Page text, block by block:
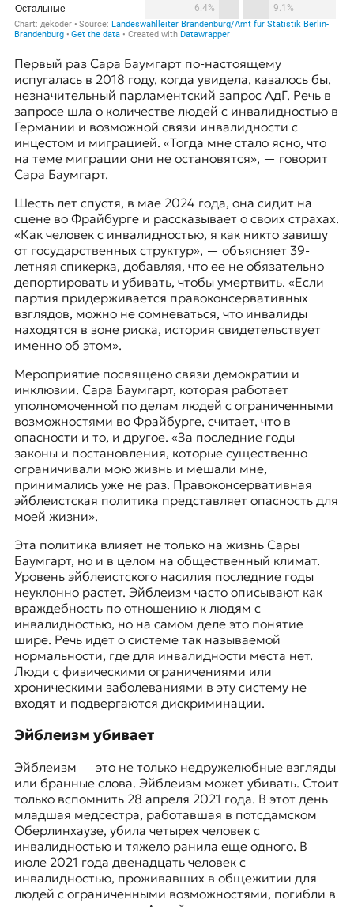
Первый раз Сара Баумгарт по-настоящему
испугалась в 2018 году, когда увидела, казалось бы,
незначительный парламентский запрос АдГ. Речь в
запросе шла о количестве людей с инвалидностью в
Германии и возможной связи инвалидности с
инцестом и миграцией. «Тогда мне стало ясно, что
на теме миграции они не остановятся», — говорит
Сара Баумгарт.
Шесть лет спустя, в мае 2024 года, она сидит на
сцене во Фрайбургеи рассказывает о своих страхах.
«Как человек с инвалидностью, я как никто завишу
от государственных структур», — объясняет 39-
летняя спикерка, добавляя, что ее не обязательно
депортировать и убивать, чтобы умертвить. «Если
партия придерживается правоконсервативных
взглядов, можно не сомневаться, что инвалиды
находятся в зоне риска, история свидетельствует
именно об этом».
Мероприятие посвящено связи демократии и
инклюзии. Сара Баумгарт, которая работает
уполномоченной по делам людей с ограниченными
возможностями во Фрайбурге, считает, что в
опасности и то, и другое. «За последние годы
законы и постановления, которые существенно
ограничивали мою жизнь и мешали мне,
принимались уже не раз. Правоконсервативная
эйблеистская политика представляет опасность для
моей жизни».
Эта политика влияет не только на жизнь Сары
Баумгарт, но и в целом на общественный климат.
Уровень эйблеистского насилия последние годы
неуклонно растет. Эйблеизм часто описывают как
враждебность по отношению к людям с
инвалидностью, но на самом деле это понятие
шире. Речь идет о системе так называемой
нормальности, где для инвалидности места нет.
Люди с физическими ограничениями или
хроническими заболеваниями в эту систему не
входят и подвергаются дискриминации.
Эйблеизм убивает
Эйблеизм — это не только недружелюбные взгляды
или бранные слова. Эйблеизм может убивать. Стоит
только вспомнить 28 апреля 2021 года. В этот день
младшая медсестра, работавшая в потсдамском
Оберлинхаузе, убила четырех человек с
инвалидностью и тяжело ранила еще одного. В
июле 2021 года двенадцать человек с
инвалидностью, проживавших в общежитии для
людей с ограниченными возможностями, погибли в